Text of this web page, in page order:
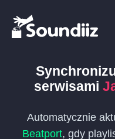
serwisami
Automatycznie
Beatport, gdy